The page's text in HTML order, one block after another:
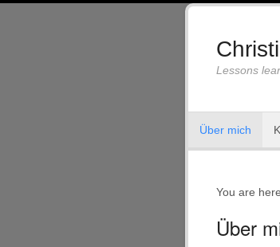
Lessons
Über mich
You are
Über